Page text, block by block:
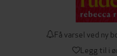
Få varsel ved ny
Legg til i